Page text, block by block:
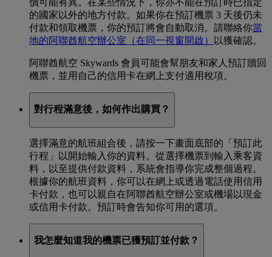
的國家以外的地方付款。如果你在預訂機票 3 天後仍未
付款和領取機票，你的預訂將會自動取消。請聯絡你當
地的阿聯酋航空辦公室 （在同一視窗開啟） 以獲確認。
阿聯酋航空 Skywards 會員可能會幫朋友和家人預訂贖回
機票，並用自己的信用卡在網上支付適用稅項。
對行程滿意後，如何作出購買？
選擇滿意的航班組合後，請按一下畫面底部的「預訂此
行程」以開始輸入你的資料。從選擇機票到輸入乘客資
料，以至提供付款資料，系統會指導你完成整個過程。
根據你的航班資料，你可以在網上或透過電話使用信用
卡付款，也可以親自在阿聯酋航空辦公室或機場以現金
或信用卡付款。預訂時會告知你可用的選項。
我怎麼知道我的機票已獲預訂並付款？